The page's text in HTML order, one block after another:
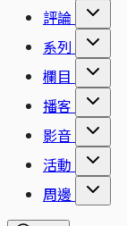
評論
系列
欄目
播客
影音
活動
周邊